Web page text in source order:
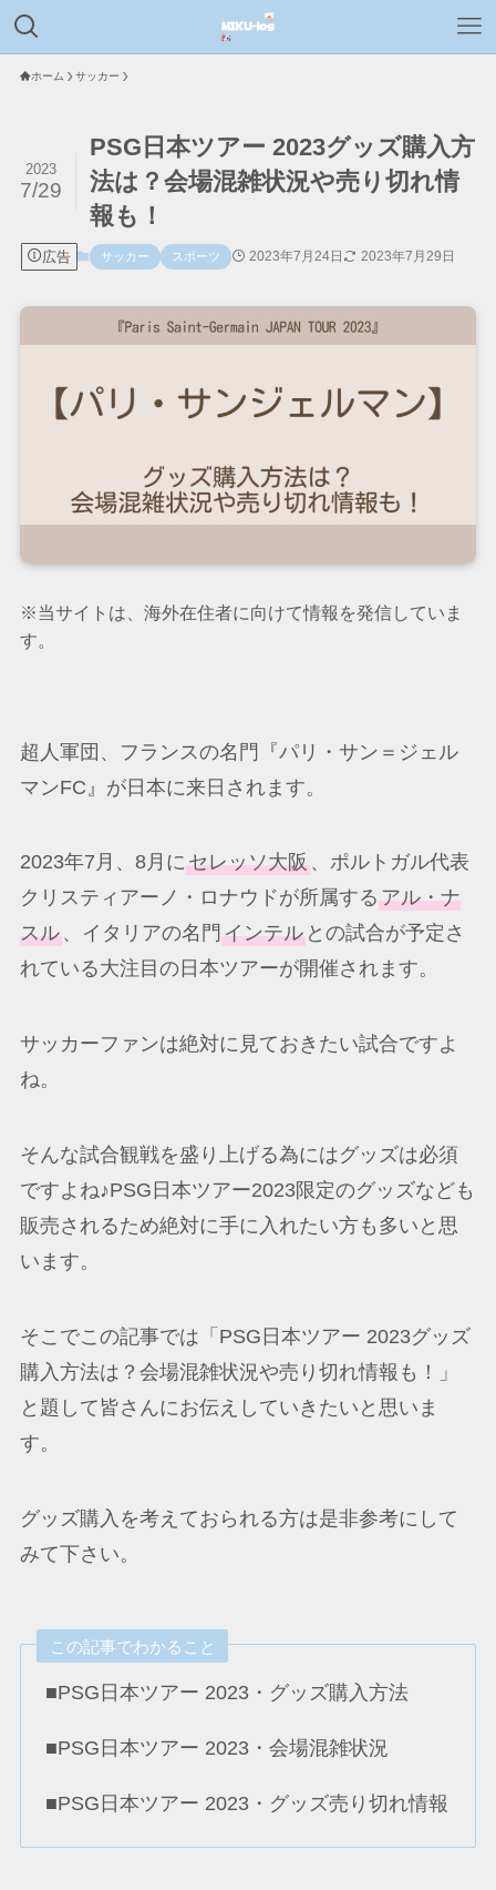
ホーム サッカー
PSG日本ツアー 2023グッズ購入方
法は？会場混雑状況や売り切れ情
報も！
2023
7/29
広告 サッカー スポーツ 2023年7月24日 2023年7月29日
※当サイトは、海外在住者に向けて情報を発信していま
す。
超人軍団、フランスの名門『パリ・サン＝ジェル
マンFC』が日本に来日されます。
2023年7月、8月にセレッソ大阪、ポルトガル代表
クリスティアーノ・ロナウドが所属するアル・ナ
スル、イタリアの名門 インテルとの試合が予定さ
れている大注目の日本ツアーが開催されます。
サッカーファンは絶対に見ておきたい試合ですよ
ね。
そんな試合観戦を盛り上げる為にはグッズは必須
ですよね♪PSG日本ツアー2023限定のグッズなども
販売されるため絶対に手に入れたい方も多いと思
います。
そこでこの記事では「PSG日本ツアー 2023グッズ
購入方法は？会場混雑状況や売り切れ情報も！」
と題して皆さんにお伝えしていきたいと思いま
す。
グッズ購入を考えておられる方は是非参考にして
みて下さい。
この記事でわかること
■PSG日本ツアー 2023・グッズ購入方法
■PSG日本ツアー 2023・会場混雑状況
■PSG日本ツアー 2023・グッズ売り切れ情報